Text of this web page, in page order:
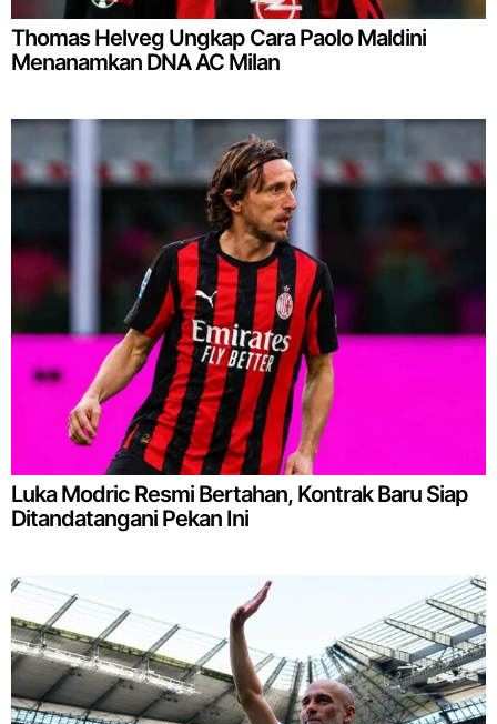
Thomas Helveg Ungkap Cara Paolo Maldini
Menanamkan DNA AC Milan
Luka Modric Resmi Bertahan, Kontrak Baru Siap
Ditandatangani Pekan Ini